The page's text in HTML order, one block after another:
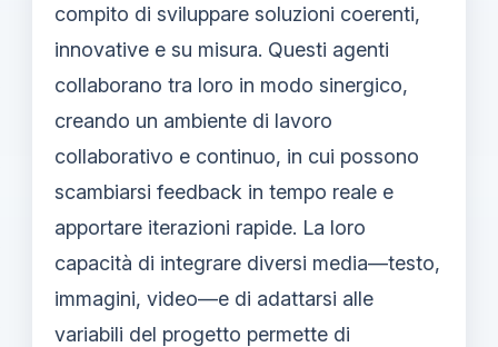
compito di sviluppare soluzioni coerenti,
innovative e su misura. Questi agenti
collaborano tra loro in modo sinergico,
creando un ambiente di lavoro
collaborativo e continuo, in cui possono
scambiarsi feedback in tempo reale e
apportare iterazioni rapide. La loro
capacità di integrare diversi media—testo,
immagini, video—e di adattarsi alle
variabili del progetto permette di